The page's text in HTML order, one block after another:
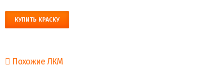
КУПИТЬ КРАСКУ
Похожие ЛКМ